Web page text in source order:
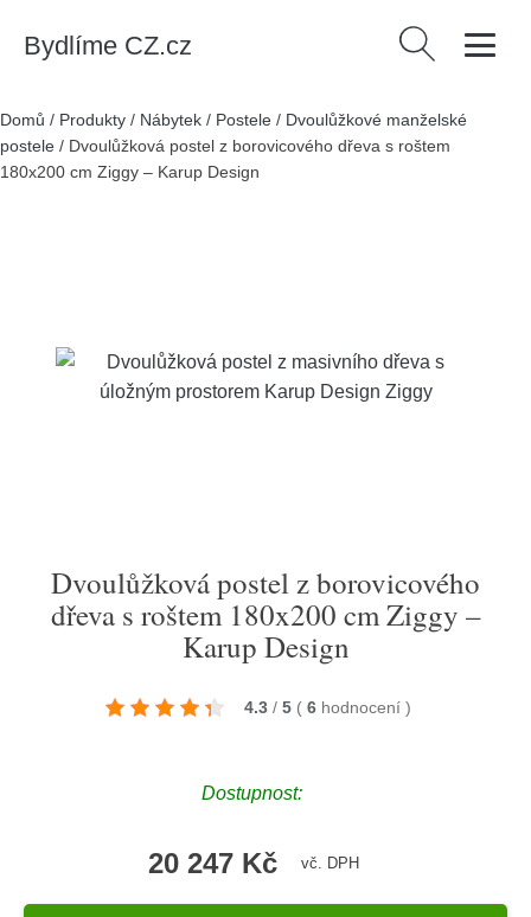
Bydlíme CZ.cz Vyhledávání
Domů / Produkty / Nábytek / Postele / Dvoulůžkové manželské
postele / Dvoulůžková postel z borovicového dřeva s roštem
180x200 cm Ziggy – Karup Design
Dvoulůžková postel z borovicového
dřeva s roštem 180x200 cm Ziggy –
Karup Design
4.3 / 5 ( 6 hodnocení )
Dostupnost:
20 247 Kč vč. DPH